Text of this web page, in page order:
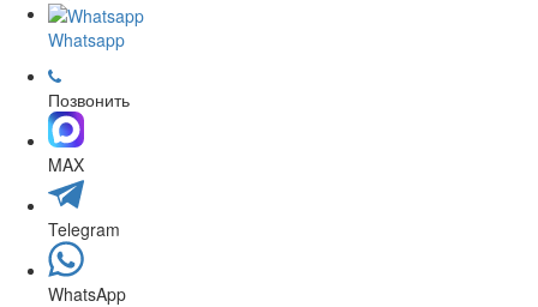
Whatsapp
Позвонить
MAX
Telegram
WhatsApp